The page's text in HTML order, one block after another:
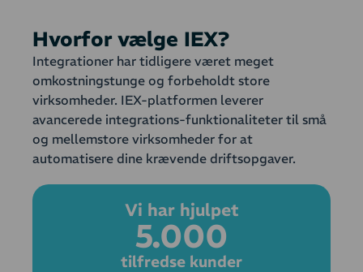
Hvorfor vælge IEX?
Integrationer har tidligere været meget
omkostningstunge og forbeholdt store
virksomheder. IEX-platformen leverer
avancerede integrations-funktionaliteter til små
og mellemstore virksomheder for at
automatisere dine krævende driftsopgaver.
Vi har hjulpet
tilfredse kunder
5.000